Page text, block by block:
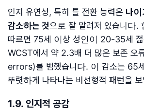
인지 유연성, 특히 틀 전환 능력은 나이
감소하는 것으로 잘 알려져 있습니다.
따르면 75세 이상 성인이 20-35세
WCST에서 약 2.3배 더 많은 보존
errors)를 범했습니다. 이 감소는 65
뚜렷하게 나타나는 비선형적 패턴을
1.9. 인지적 공감